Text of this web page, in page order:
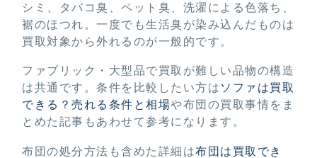
シミ、タバコ臭、ペット臭、洗濯による色落ち、
裾のほつれ。一度でも生活臭が染み込んだものは
買取対象から外れるのが一般的です。
ファブリック・大型品で買取が難しい品物の構造
は共通です。条件を比較したい方は ソファは買取
できる？売れる条件と相場や布団の買取事情をま
とめた記事もあわせて参考になります。
布団の処分方法も含めた詳細は布団は買取でき